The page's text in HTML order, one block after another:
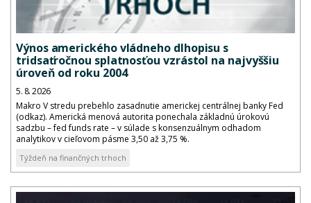
Výnos amerického vládneho dlhopisu s
tridsaťročnou splatnosťou vzrástol na najvyššiu
úroveň od roku 2004
5. 8. 2026
Makro V stredu prebehlo zasadnutie americkej centrálnej banky Fed
(odkaz). Americká menová autorita ponechala základnú úrokovú
sadzbu – fed funds rate – v súlade s konsenzuálnym odhadom
analytikov v cieľovom pásme 3,50 až 3,75 %.
Týždeň na finančných trhoch